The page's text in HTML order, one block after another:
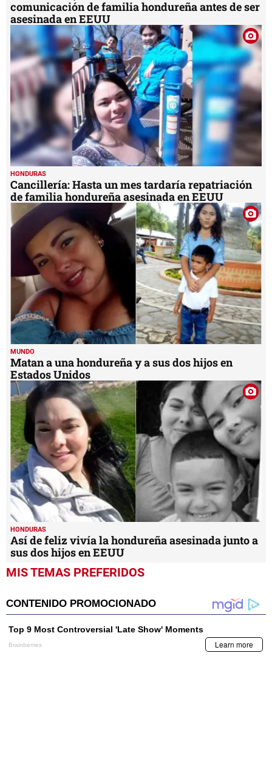
comunicación de familia hondureña antes de ser
asesinada en EEUU
HONDURAS
Cancillería: Hasta un mes tardaría repatriación
de familia hondureña asesinada en EEUU
MUNDO
Matan a una hondureña y a sus dos hijos en
Estados Unidos
HONDURAS
Así de feliz vivía la hondureña asesinada junto a
sus dos hijos en EEUU
MIS TEMAS PREFERIDOS